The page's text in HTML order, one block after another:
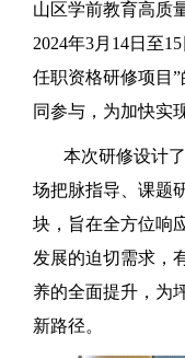
山区学前教育高质
2024年3月14日至
任职资格研修项目
同参与，为加快实
本次研修设计
场把脉指导、课题
块，旨在全方位响
发展的迫切需求，
养的全面提升，为
新路径。